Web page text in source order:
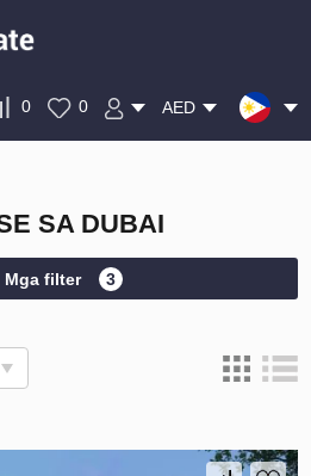
0 0 AED
SA DUBAI
Mga filter 3